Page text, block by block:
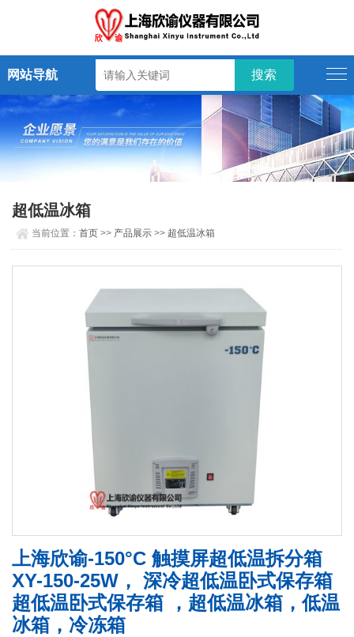
网站导航
超低温冰箱
当前位置：首页 >> 产品展示 >> 超低温冰箱
上海欣谕-150°C 触摸屏超低温拆分箱
XY-150-25W， 深冷超低温卧式保存箱
超低温卧式保存箱 ，超低温冰箱，低温
冰箱，冷冻箱